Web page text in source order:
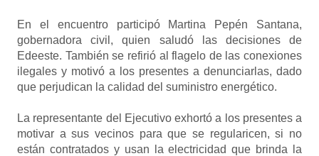
En el encuentro participó Martina Pepén Santana,
gobernadora civil, quien saludó las decisiones de
Edeeste. También se refirió al flagelo de las conexiones
ilegales y motivó a los presentes a denunciarlas, dado
que perjudican la calidad del suministro energético.
La representante del Ejecutivo exhortó a los presentes a
motivar a sus vecinos para que se regularicen, si no
están contratados y usan la electricidad que brinda la